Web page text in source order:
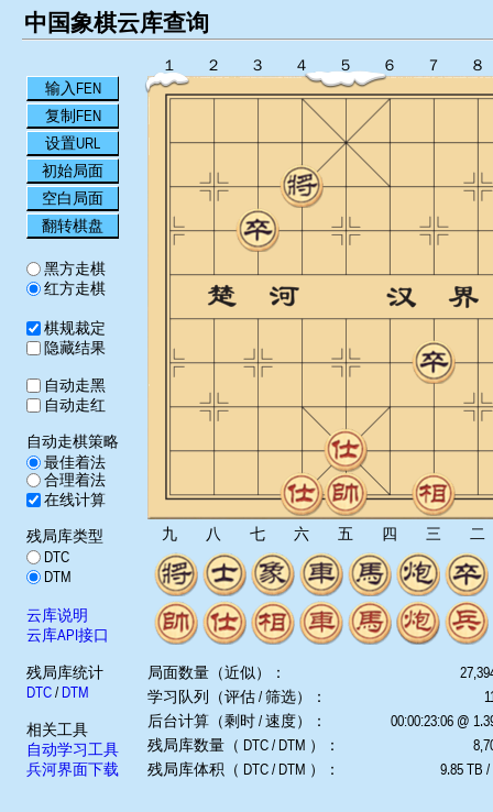
中国象棋云库查询
输入FEN
复制FEN
设置URL
初始局面
空白局面
翻转棋盘
黑方走棋
红方走棋
棋规裁定
隐藏结果
自动走黑
自动走红
自动走棋策略
最佳着法
合理着法
在线计算
残局库类型
DTC
DTM
云库说明
云库API接口
残局库统计
DTC/ DTM
相关工具
自动学习工具
兵河界面下载
１ ２ ３ ４ ５ ６ ７ ８
九 八 七 六 五 四 三 二
局面数量（近似）：
学习队列（评估 / 筛选）：
后台计算（剩时 / 速度）：
00:00:23:06 @
残局库数量（ DTC / DTM ）：
残局库体积（ DTC / DTM ）：
9.85 TB